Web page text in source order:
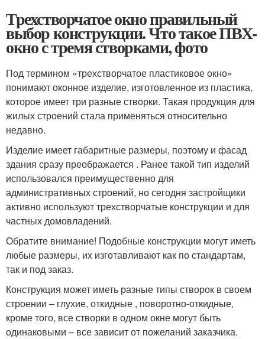
Трехстворчатое окно правильный
выбор конструкции. Что такое ПВХ-
окно с тремя створками, фото
Под термином «трехстворчатое пластиковое окно»
понимают оконное изделие, изготовленное из пластика,
которое имеет три разные створки. Такая продукция для
жилых строений стала применяться относительно
недавно.
Изделие имеет габаритные размеры, поэтому и фасад
здания сразу преображается . Ранее такой тип изделий
использовался преимущественно для
административных строений, но сегодня застройщики
активно используют трехстворчатые конструкции и для
частных домовладений.
Обратите внимание! Подобные конструкции могут иметь
любые размеры, их изготавливают как по стандартам,
так и под заказ.
Конструкция может иметь разные типы створок в своем
строении – глухие, откидные , поворотно-откидные,
кроме того, все створки в одном окне могут быть
одинаковыми – все зависит от пожеланий заказчика.